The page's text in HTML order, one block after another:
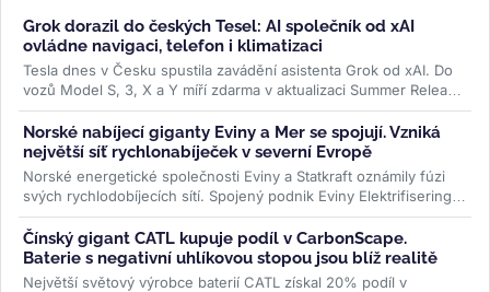
Grok dorazil do českých Tesel: AI společník od xAI
ovládne navigaci, telefon i klimatizaci
Tesla dnes v Česku spustila zavádění asistenta Grok od xAI. Do
vozů Model S, 3, X a Y míří zdarma v aktualizaci Summer Release
— hlasem...>>
Norské nabíjecí giganty Eviny a Mer se spojují. Vzniká
největší síť rychlonabíječek v severní Evropě
Norské energetické společnosti Eviny a Statkraft oznámily fúzi
svých rychlodobíjecích sítí. Spojený podnik Eviny Elektrifisering
bude mít...>>
Čínský gigant CATL kupuje podíl v CarbonScape.
Baterie s negativní uhlíkovou stopou jsou blíž realitě
Největší světový výrobce baterií CATL získal 20% podíl v